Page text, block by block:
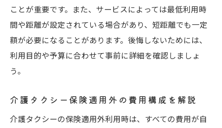
ことが重要です。また、サービスによっては最低利用時
間や距離が設定されている場合があり、短距離でも一定
額が必要になることがあります。後悔しないためには、
利用目的や予算に合わせて事前に詳細を確認しましょ
う。
介護タクシー保険適用外の費用構成を解説
介護タクシーの保険適用外利用時は、すべての費用が自